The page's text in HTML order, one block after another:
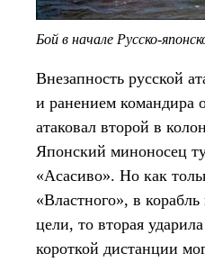
Бой в начале Русско-
Внезапность русской
и ранением командира
атаковал второй в
Японский миноносец
«Асасиво». Но как
«Властного», в
цели, то вторая
короткой дистанции